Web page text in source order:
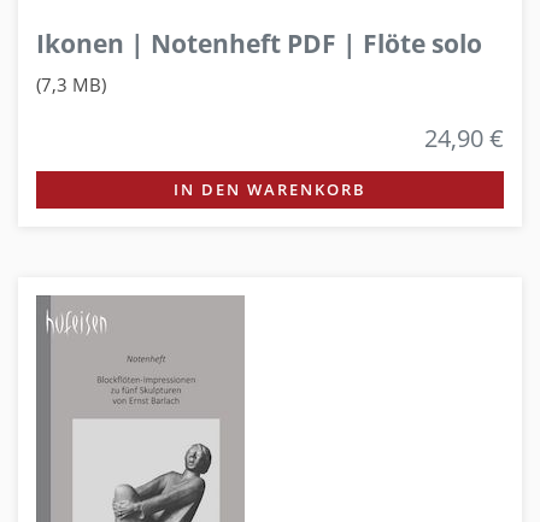
Ikonen | Notenheft PDF | Flöte solo
(7,3 MB)
24,90 €
IN DEN WARENKORB